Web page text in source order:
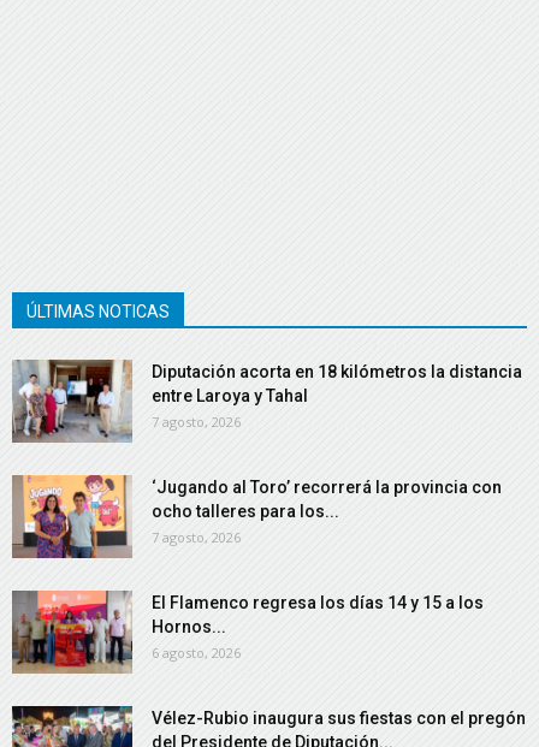
ÚLTIMAS NOTICAS
Diputación acorta en 18 kilómetros la distancia
entre Laroya y Tahal
7 agosto, 2026
‘Jugando al Toro’ recorrerá la provincia con
ocho talleres para los...
7 agosto, 2026
El Flamenco regresa los días 14 y 15 a los
Hornos...
6 agosto, 2026
Vélez-Rubio inaugura sus fiestas con el pregón
del Presidente de Diputación...